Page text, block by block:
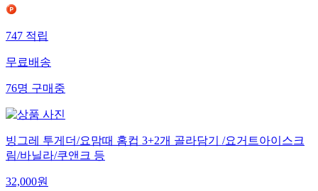
747적립
무료배송
76명구매중
빙그레 투게더/요맘때 홈컵 3+2개 골라담기 /요거트아이스크
림/바닐라/쿠앤크 등
32,000원